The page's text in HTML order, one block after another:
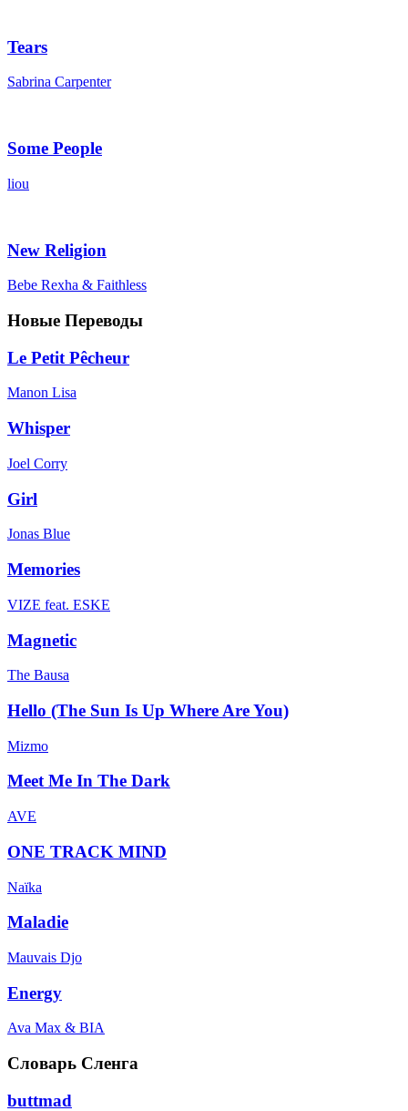
Tears
Sabrina Carpenter
Some People
liou
New Religion
Bebe Rexha & Faithless
Новые Переводы
Le Petit Pêcheur
Manon Lisa
Whisper
Joel Corry
Girl
Jonas Blue
Memories
VIZE feat. ESKE
Magnetic
The Bausa
Hello (The Sun Is Up Where Are You)
Mizmo
Meet Me In The Dark
AVE
ONE TRACK MIND
Naïka
Maladie
Mauvais Djo
Energy
Ava Max & BIA
Словарь Сленга
buttmad